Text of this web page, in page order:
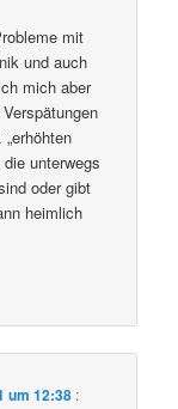
mit
und auch
mich aber
unterwegs
oder gibt
heimlich
um 12:38 :